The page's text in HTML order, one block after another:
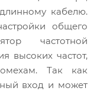
кабелю.
общего
частотной
высоких частот,
Так как
вход и может